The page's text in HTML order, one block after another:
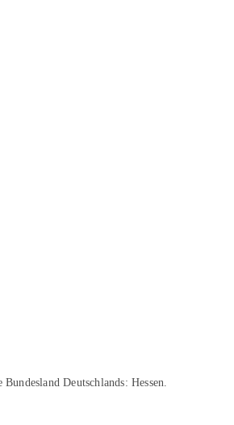
Deutschlands: Hessen.